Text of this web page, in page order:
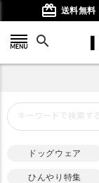
card_giftcard 送料無料
search
ドッグウェア
ひんやり特集